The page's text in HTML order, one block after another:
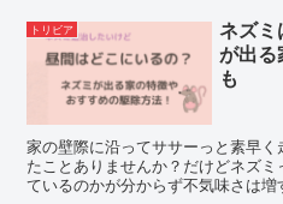
トリビア
ネズミ
が出る
も
家の壁際に沿ってササーっと素早
たことありませんか？だけどネズ
ているのかが分からず不気味さは